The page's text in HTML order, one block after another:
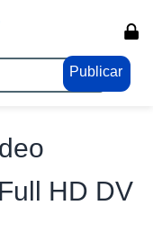
Publicar
HD DV